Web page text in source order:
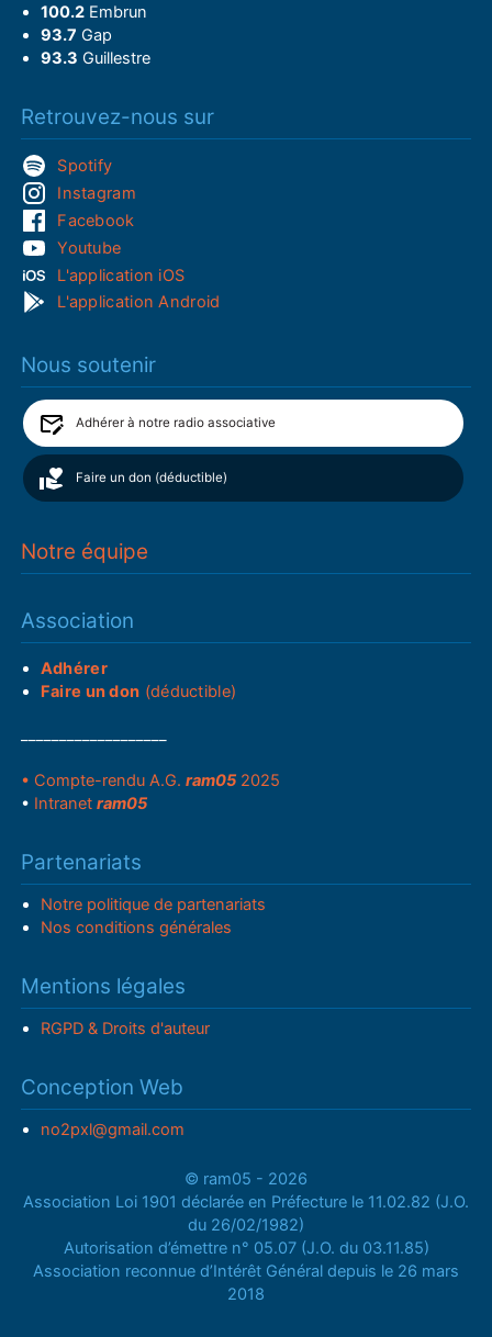
100.2Embrun
93.7 Gap
93.3 Guillestre
Retrouvez-nous sur
Spotify
Instagram
Facebook
Youtube
L'application iOS
L'application Android
Nous soutenir
Adhérer à notre radio associative
Faire un don (déductible)
Notre équipe
Association
Adhérer
Faire un don (déductible)
• Compte-rendu A.G.ram05 2025
• Intranetram05
Partenariats
Notre politique de partenariats
Nos conditions générales
Mentions légales
RGPD & Droits d'auteur
Conception Web
no2pxl@gmail.com
© ram05 - 2026
Association Loi 1901 déclarée en Préfecture le 11.02.82 (J.O.
du 26/02/1982)
Autorisation d’émettre n° 05.07 (J.O. du 03.11.85)
Association reconnue d’Intérêt Général depuis le 26 mars
2018